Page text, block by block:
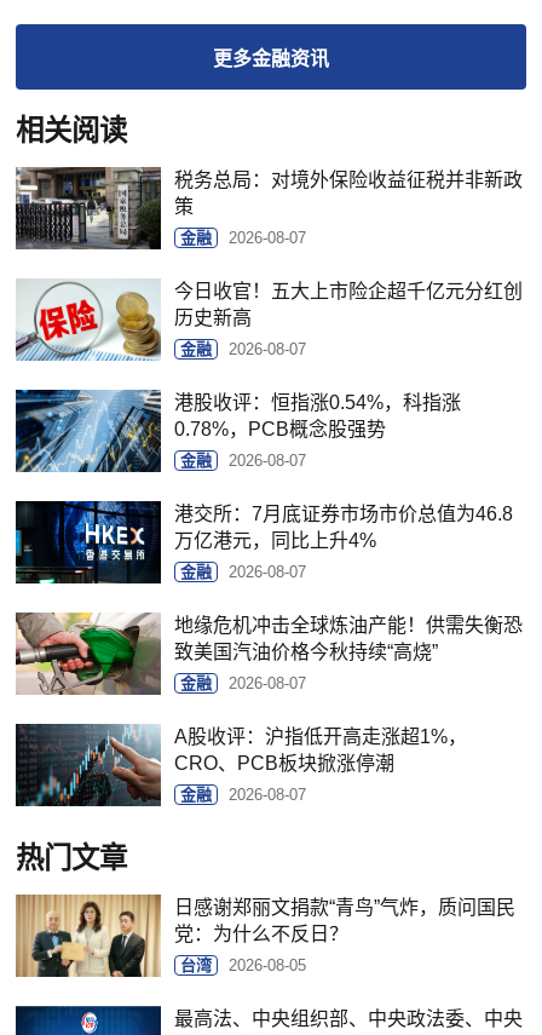
更多金融资讯
相关阅读
税务总局：对境外保险收益征税并非新政
策
金融 2026-08-07
今日收官！五大上市险企超千亿元分红创
历史新高
金融 2026-08-07
港股收评：恒指涨0.54%，科指涨
0.78%，PCB概念股强势
金融 2026-08-07
港交所：7月底证券市场市价总值为46.8
万亿港元，同比上升4%
金融 2026-08-07
地缘危机冲击全球炼油产能！供需失衡恐
致美国汽油价格今秋持续“高烧”
金融 2026-08-07
A股收评：沪指低开高走涨超1%，
CRO、PCB板块掀涨停潮
金融 2026-08-07
热门文章
日感谢郑丽文捐款“青鸟”气炸，质问国民
党：为什么不反日？
台湾 2026-08-05
最高法、中央组织部、中央政法委、中央